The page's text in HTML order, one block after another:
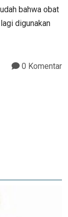
bahwa obat
digunakan
0 Komentar